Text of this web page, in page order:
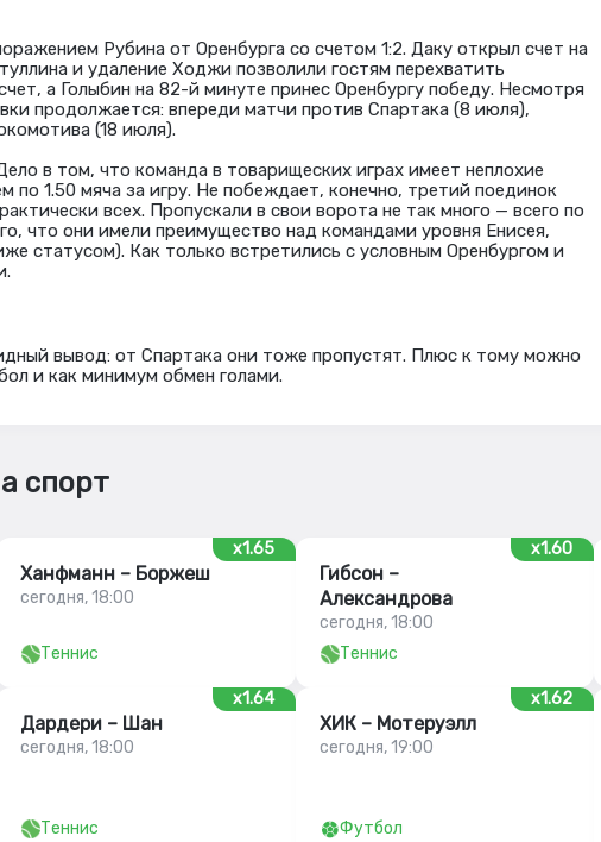
Рубина от Оренбурга со счетом 1:2. Даку открыл счет на
и удаление Ходжи позволили гостям перехватить
а Голыбин на 82-й минуте принес Оренбургу победу. Несмотря
продолжается: впереди матчи против Спартака (8 июля),
(18 июля).
в том, что команда в товарищеских играх имеет неплохие
по 1.50 мяча за игру. Не побеждает, конечно, третий поединок
всех. Пропускали в свои ворота не так много — всего по
что они имели преимущество над командами уровня Енисея,
статусом). Как только встретились с условным Оренбургом и
вывод: от Спартака они тоже пропустят. Плюс к тому можно
и как минимум обмен голами.
спорт
x1.65
Ханфманн – Боржеш
сегодня, 18:00
Теннис
x1.60
Гибсон –
Александрова
сегодня, 18:00
Теннис
x1.64
Дардери – Шан
сегодня, 18:00
Теннис
x1.62
ХИК – Мотеруэлл
сегодня, 19:00
Футбол